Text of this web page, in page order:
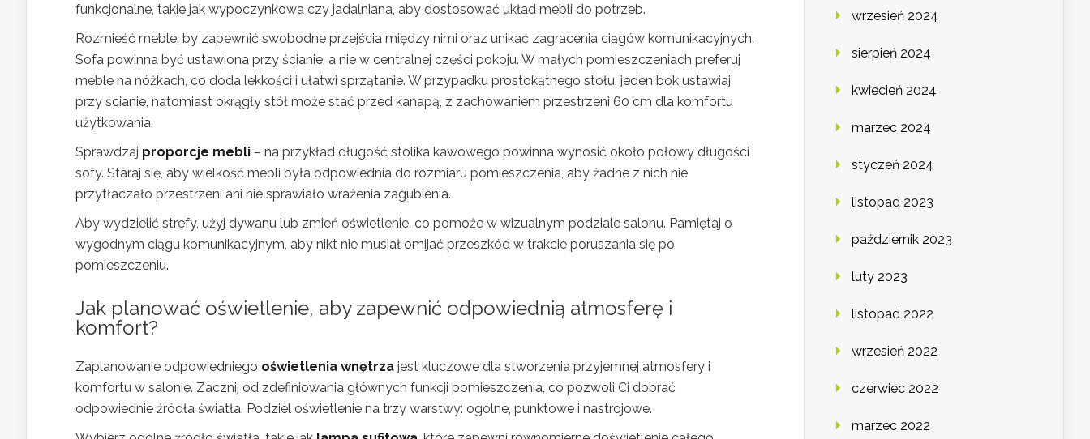
funkcjonalne, takie jak wypoczynkowa czy jadalniana, aby dostosować układ mebli do potrzeb.
Rozmieść meble, by zapewnić swobodne przejścia między nimi oraz unikać zagracenia ciągów komunikacyjnych.
Sofa powinna być ustawiona przy ścianie, a nie w centralnej części pokoju. W małych pomieszczeniach preferuj
meble na nóżkach, co doda lekkości i ułatwi sprzątanie. W przypadku prostokątnego stołu, jeden bok ustawiaj
przy ścianie, natomiast okrągły stół może stać przed kanapą, z zachowaniem przestrzeni 60 cm dla komfortu
użytkowania.
Sprawdzaj proporcje mebli – na przykład długość stolika kawowego powinna wynosić około połowy długości
sofy. Staraj się, aby wielkość mebli była odpowiednia do rozmiaru pomieszczenia, aby żadne z nich nie
przytłaczało przestrzeni ani nie sprawiało wrażenia zagubienia.
Aby wydzielić strefy, użyj dywanu lub zmień oświetlenie, co pomoże w wizualnym podziale salonu. Pamiętaj o
wygodnym ciągu komunikacyjnym, aby nikt nie musiał omijać przeszkód w trakcie poruszania się po
pomieszczeniu.
Jak planować oświetlenie, aby zapewnić odpowiednią atmosferę i
komfort?
Zaplanowanie odpowiedniego oświetlenia wnętrza jest kluczowe dla stworzenia przyjemnej atmosfery i
komfortu w salonie. Zacznij od zdefiniowania głównych funkcji pomieszczenia, co pozwoli Ci dobrać
odpowiednie źródła światła. Podziel oświetlenie na trzy warstwy: ogólne, punktowe i nastrojowe.
wrzesień 2024
sierpień 2024
kwiecień 2024
marzec 2024
styczeń 2024
listopad 2023
październik 2023
luty 2023
listopad 2022
wrzesień 2022
czerwiec 2022
marzec 2022